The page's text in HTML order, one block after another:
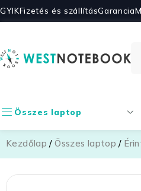
GYIKFizetés és szállításGarancia
Összes laptop
Kezdőlap /Összes laptop /